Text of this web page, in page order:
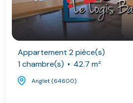
Appartement 2 pièce(s)
1 chambre(s)
42.7 m²
Anglet (64600)